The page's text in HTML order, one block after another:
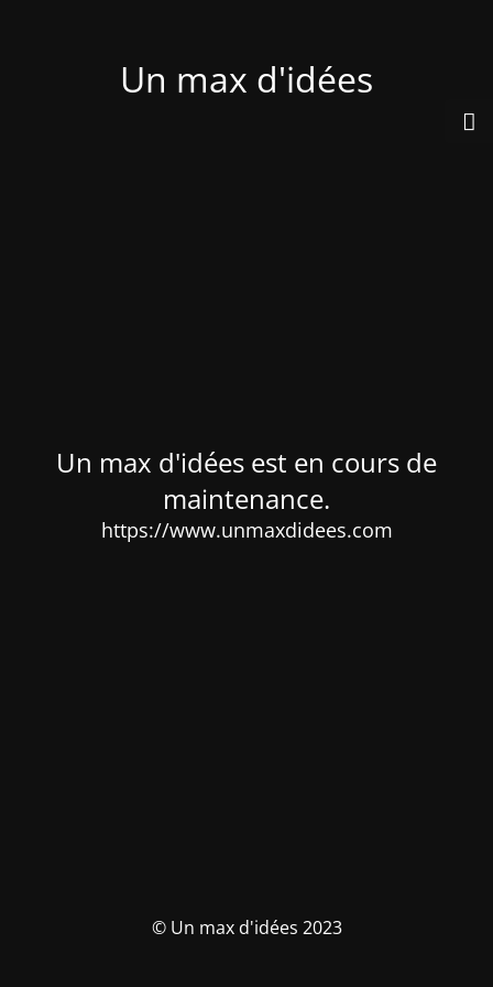
Un max d'idées
Un max d'idées est en cours de
maintenance.
https://www.unmaxdidees.com
© Un max d'idées 2023